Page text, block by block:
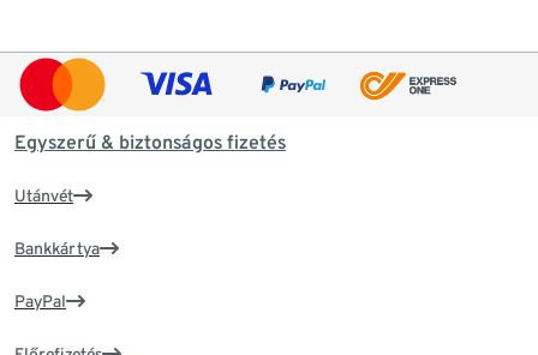
Egyszerű & biztonságos fizetés
Utánvét
Bankkártya
PayPal